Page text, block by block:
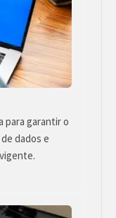
para garantir o
dados e